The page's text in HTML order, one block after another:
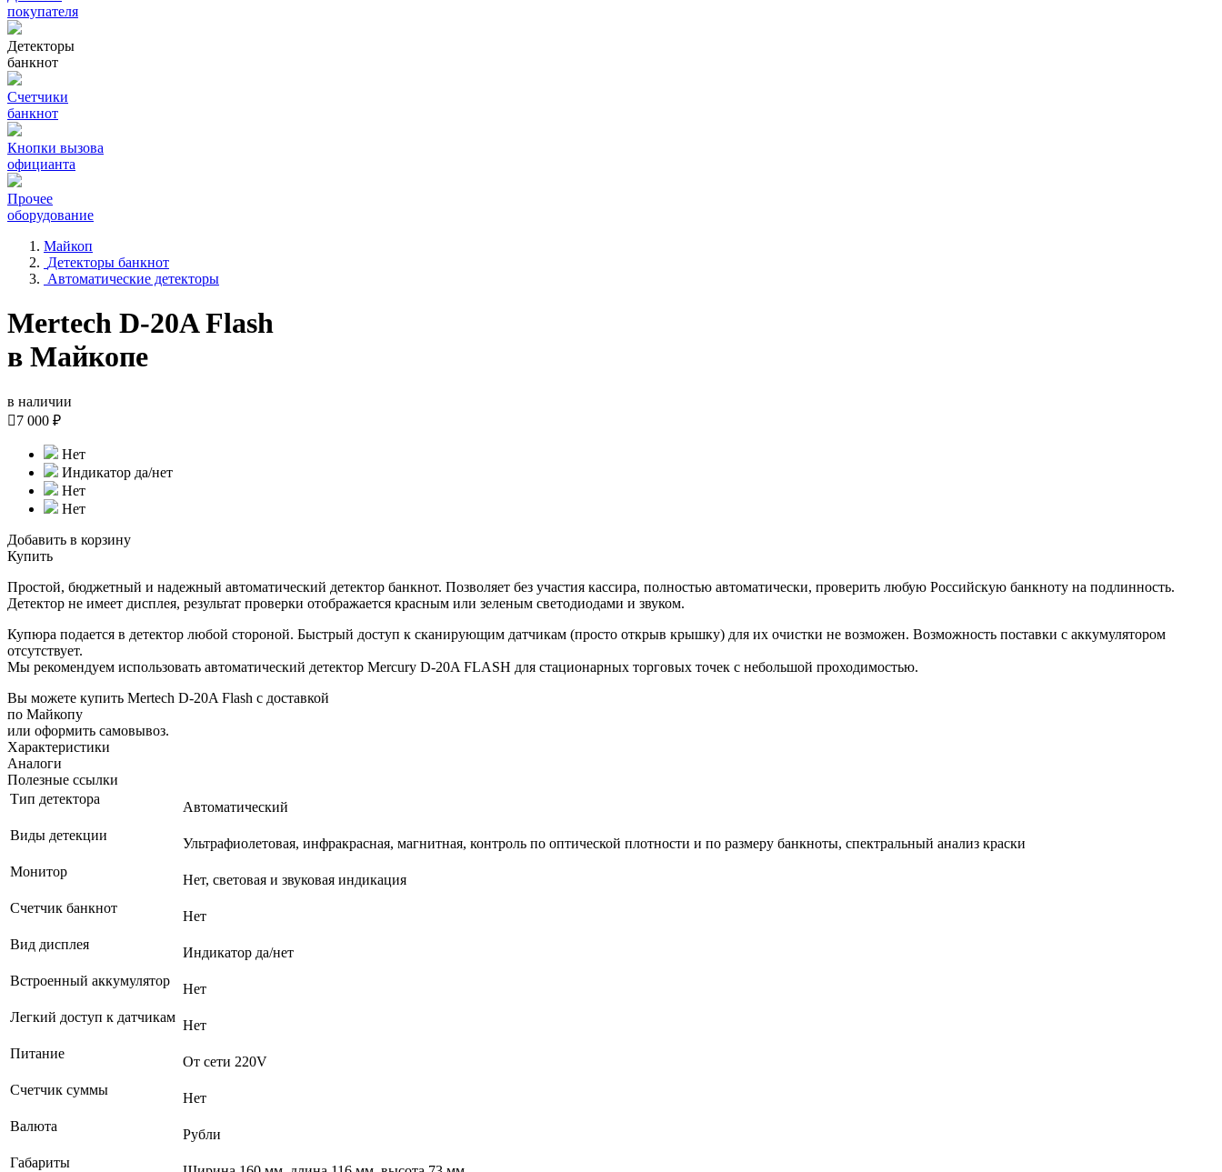
покупателя
Детекторы
банкнот
Счетчики
банкнот
Кнопки вызова
официанта
Прочее
оборудование
Майкоп
Детекторы банкнот
Автоматические детекторы
Mertech D-20A Flash
в Майкопе
в наличии
7 000 ₽
Нет
Индикатор да/нет
Нет
Нет
Добавить в корзину
Купить
Простой, бюджетный и надежный автоматический детектор банкнот. Позволяет без участия кассира, полностью автоматически, проверить любую Российскую банкноту на подлинность.
Детектор не имеет дисплея, результат проверки отображается красным или зеленым светодиодами и звуком.
Купюра подается в детектор любой стороной. Быстрый доступ к сканирующим датчикам (просто открыв крышку) для их очистки не возможен. Возможность поставки с аккумулятором
отсутствует.
Мы рекомендуем использовать автоматический детектор Mercury D-20A FLASH для стационарных торговых точек с небольшой проходимостью.
Вы можете купить Mertech D-20A Flash с доставкой
по Майкопу
или оформить самовывоз.
Характеристики
Аналоги
Полезные ссылки
Тип детектора
Автоматический
Виды детекции
Ультрафиолетовая, инфракрасная, магнитная, контроль по оптической плотности и по размеру банкноты, спектральный анализ краски
Монитор
Нет, световая и звуковая индикация
Счетчик банкнот
Нет
Вид дисплея
Индикатор да/нет
Встроенный аккумулятор
Нет
Легкий доступ к датчикам
Нет
Питание
От сети 220V
Счетчик суммы
Нет
Валюта
Рубли
Габариты